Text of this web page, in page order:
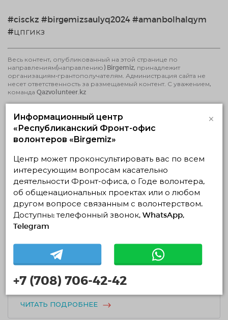
#cisckz #birgemizsaulyq2024 #amanbolhalqym
#цпгикз
Весь контент, опубликованный на этой странице по
направлениям(направлению) Birgemiz, принадлежит
организациям-грантополучателям. Администрация сайта не
несет ответственность за размещаемый контент. С уважением,
команда Qazvolunteer.kz
Последние новости
Проводится актуализация данных
неправительственных волонтерских
организаций Казахстана
ЧИТАТЬ ПОДРОБНЕЕ
17.07.2026 1929
В Национальной волонтерской сети
состоялась встреча с делегацией
Департамента социальной работы города
Шанхая
ЧИТАТЬ ПОДРОБНЕЕ
Информационный центр
«Республиканский Фронт-офис
волонтеров «Birgemiz»
×
Центр может проконсультировать вас по всем
интересующим вопросам касательно
деятельности Фронт-офиса, о Годе волонтера,
об общенациональных проектах или о любом
другом вопросе связанным с волонтерством.
Доступны: телефонный звонок, WhatsApp,
Telegram
+7 (708) 706-42-42